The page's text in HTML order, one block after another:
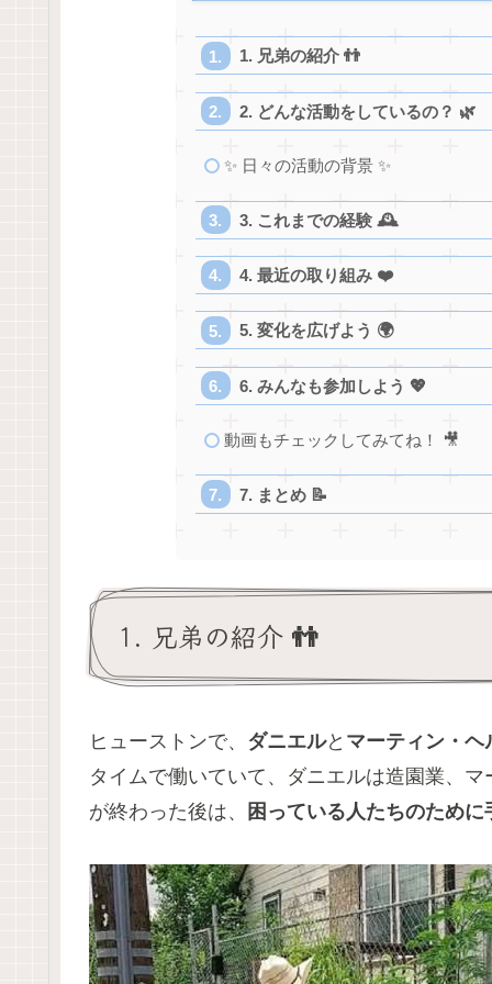
1. 兄弟の紹介 👬
2. どんな活動をしているの？ 🌿
✨ 日々の活動の背景 ✨
3. これまでの経験 🕰️
4. 最近の取り組み ❤️
5. 変化を広げよう 🌍
6. みんなも参加しよう 💖
動画もチェックしてみてね！ 🎥
7. まとめ 📝
1. 兄弟の紹介 👬
ヒューストンで、 ダニエルと マーティン・ヘ
タイムで働いていて、ダニエルは造園業、
が終わった後は、
困っている人たちのため